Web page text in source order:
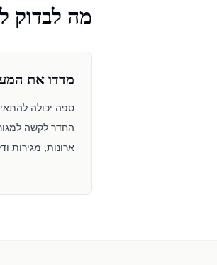
מה לבדוק
מדדו את
ספה יכולה
החדר לקשה
ארונות, מגירות